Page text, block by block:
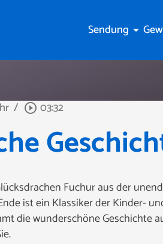
Sendung arrow_drop_down
/ play_circle_outline 03:32
Fuchur aus der
ist ein Klassiker der Kinder-
die wunderschöne Geschichte